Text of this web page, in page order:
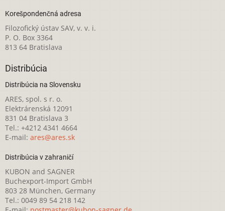
Korešpondenčná adresa
Filozofický ústav SAV, v. v. i.
P. O. Box 3364
813 64 Bratislava
Distribúcia
Distribúcia na Slovensku
ARES, spol. s r. o.
Elektrárenská 12091
831 04 Bratislava 3
Tel.: +4212 4341 4664
E-mail: ares@ares.sk
Distribúcia v zahraničí
KUBON and SAGNER
Buchexport-Import GmbH
803 28 München, Germany
Tel.: 0049 89 54 218 142